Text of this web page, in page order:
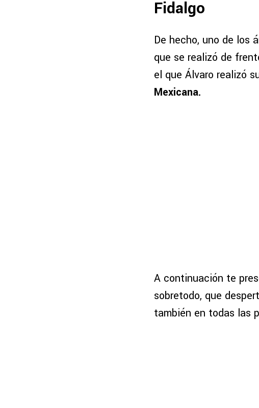
Fidalgo
De hecho, uno de los
que se realizó de
el que Álvaro realizó
Mexicana.
A continuación te
sobretodo, que
también en todas las